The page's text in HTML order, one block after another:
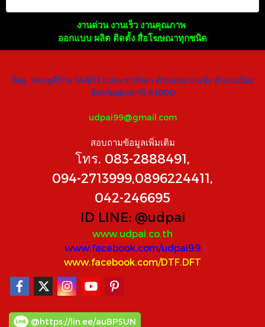
งานด่วน งานเร็ว งานคุณภาพ
ออกแบบ ผลิต ติดตั้ง สื่อโฆษณาทุกชนิด
ที่อยู่ หจก.ยูดีป้าย 148/11 ถ.ประชารักษา ตำบลหมากแข้ง อำเภอเมือง
จังหวัดอุดรธานี 41000
udpai99@gmail.com
สอบถามข้อมูลเพิ่มเติม
โทร. 083-2888491,
094-2713999,0896224411,
042-246695
ID LINE: @udpai
www.udpai.co.th
www.facebook.com/udpai99
www.facebook.com/DTF.DFT
@https://lin.ee/auBP5UN